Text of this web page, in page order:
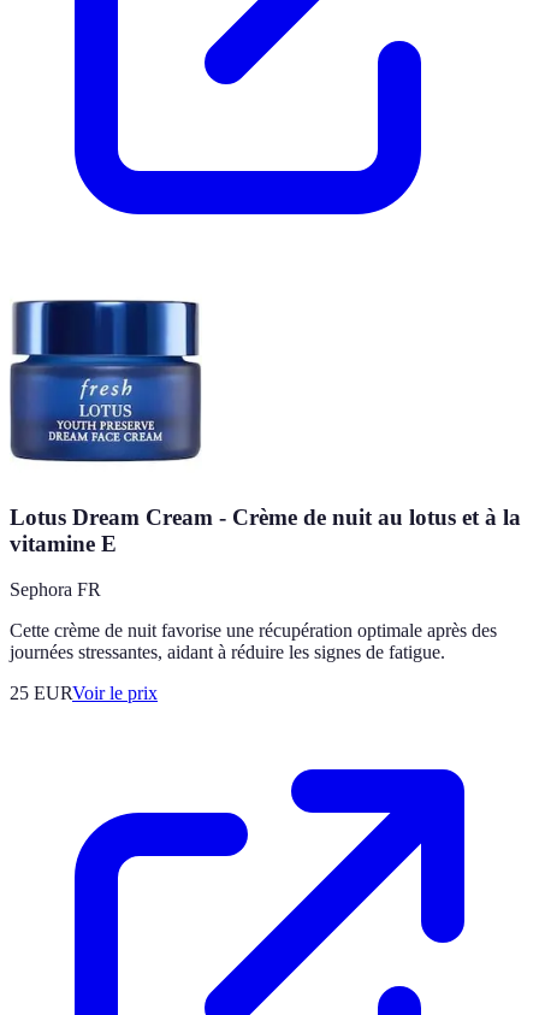
Lotus Dream Cream - Crème de nuit au lotus et à la
vitamine E
Sephora FR
Cette crème de nuit favorise une récupération optimale après des
journées stressantes, aidant à réduire les signes de fatigue.
25 EURVoir le prix